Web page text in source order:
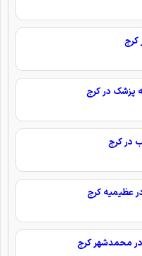
پزشک در کرج
محمدشهر کرج